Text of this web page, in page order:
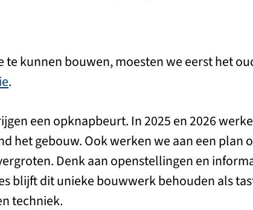
kunnen bouwen, moesten we eerst het
.
een opknapbeurt. In 2025 en 2026
het gebouw. Ook werken we aan een plan
Denk aan openstellingen en
blijft dit unieke bouwwerk behouden als
techniek.